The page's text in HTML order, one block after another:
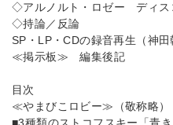
◇アルノルト・ロゼー ディス
◇持論／反論
SP・LP・CDの録音再生（神田
≪掲示板≫ 編集後記
目次
≪やまびこロビー≫（敬称略）